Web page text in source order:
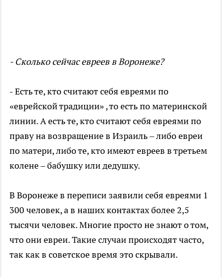
- Сколько сейчас евреев в Воронеже?
- Есть те, кто считают себя евреями по
«еврейской традиции» , то есть по материнской
линии. А есть те, кто считают себя евреями по
праву на возвращение в Израиль – либо евреи
по матери, либо те, кто имеют евреев в третьем
колене – бабушку или дедушку.
В Воронеже в переписи заявили себя евреями 1
300 человек, а в наших контактах более 2,5
тысячи человек. Многие просто не знают о том,
что они евреи. Такие случаи происходят часто,
так как в советское время это скрывали.